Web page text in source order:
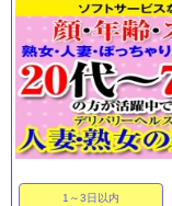
1～3日以内